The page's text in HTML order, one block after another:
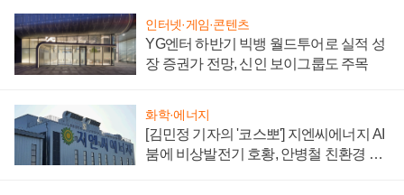
인터넷·게임·콘텐츠
YG엔터 하반기 빅뱅 월드투어로 실적 성
장 증권가 전망, 신인 보이그룹도 주목
화학·에너지
[김민정 기자의 '코스뽀'] 지엔씨에너지 AI
붐에 비상발전기 호황, 안병철 친환경 에